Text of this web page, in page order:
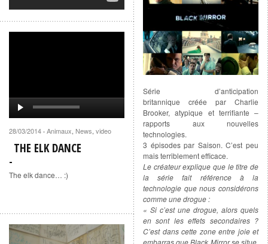
Série d’anticipation
britannique créée par Charlie
Brooker, atypique et terrifiante –
rapports aux nouvelles
technologies.
3 épisodes par Saison. C’est peu
mais terriblement efficace.
Le créateur explique que le titre de
la série fait référence à la
technologie que nous considérons
comme une drogue :
« Si c’est une drogue, alors quels
en sont les effets secondaires ?
C’est dans cette zone entre joie et
28/03/2014 · Animaux, News, video
THE ELK DANCE
The elk dance… :)